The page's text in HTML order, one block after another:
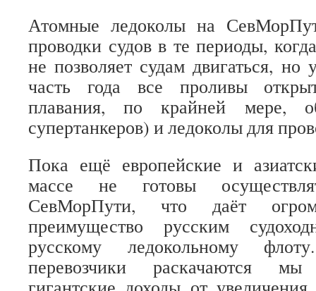
Атомные ледоколы на
проводки судов в те периоды,
не позволяет судам двигаться,
часть года все проливы
плавания, по крайней мере,
супертанкеров) и ледоколы для
Пока ещё европейские и
массе не готовы
СевМорПути, что даёт
преимущество русским
русскому ледокольному
перевозчики раскачаются